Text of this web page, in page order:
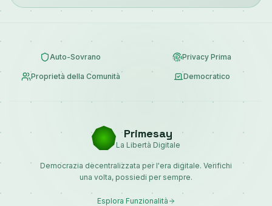
Auto-Sovrano Privacy Prima
Proprietà della Comunità Democratico
Primesay
La Libertà Digitale
Democrazia decentralizzata per l'era digitale. Verifichi
una volta, possiedi per sempre.
Esplora Funzionalità